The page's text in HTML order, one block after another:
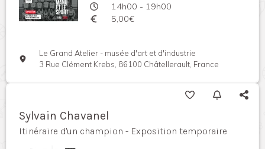
14h00 - 19h00
5,00€
Le Grand Atelier - musée d'art et d'industrie
3 Rue Clément Krebs, 86100 Châtellerault, France
Sylvain Chavanel
Itinéraire d'un champion - Exposition temporaire